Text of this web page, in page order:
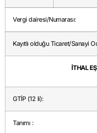
Vergi dairesi/Numarası:
Kayıtlı olduğu Ticaret/Sanayi
İTHAL
GTİP (12 li):
Tanımı :